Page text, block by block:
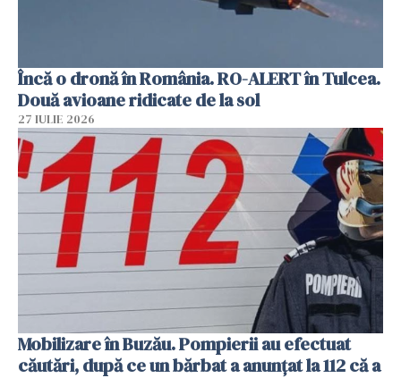
Încă o dronă în România. RO-ALERT în Tulcea.
Două avioane ridicate de la sol
27 IULIE 2026
Mobilizare în Buzău. Pompierii au efectuat
căutări, după ce un bărbat a anunțat la 112 că a